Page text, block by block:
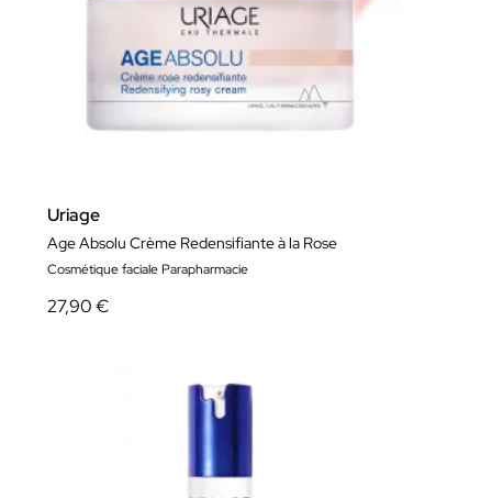
Uriage
Age Absolu Crème Redensifiante à la Rose
Cosmétique faciale Parapharmacie
27,90 €